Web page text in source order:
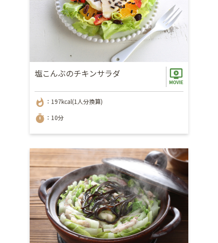
塩こんぶのチキンサラダ
whatshot ：197kcal(1人分換算)
timer ：10分